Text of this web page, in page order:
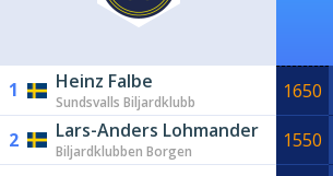
1 Heinz Falbe
Sundsvalls Biljardklubb 1650
2 Lars-Anders Lohmander
Biljardklubben Borgen 1550